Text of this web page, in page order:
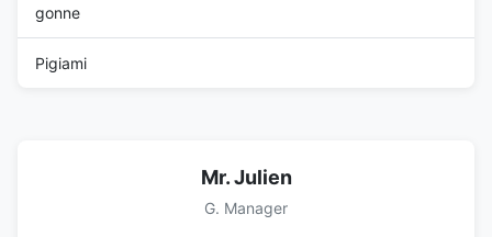
gonne
Pigiami
Mr. Julien
G. Manager